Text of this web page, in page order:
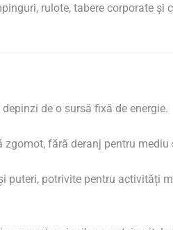
rulote, tabere corporate și
de o sursă fixă de energie.
fără deranj pentru mediu
puteri, potrivite pentru activități